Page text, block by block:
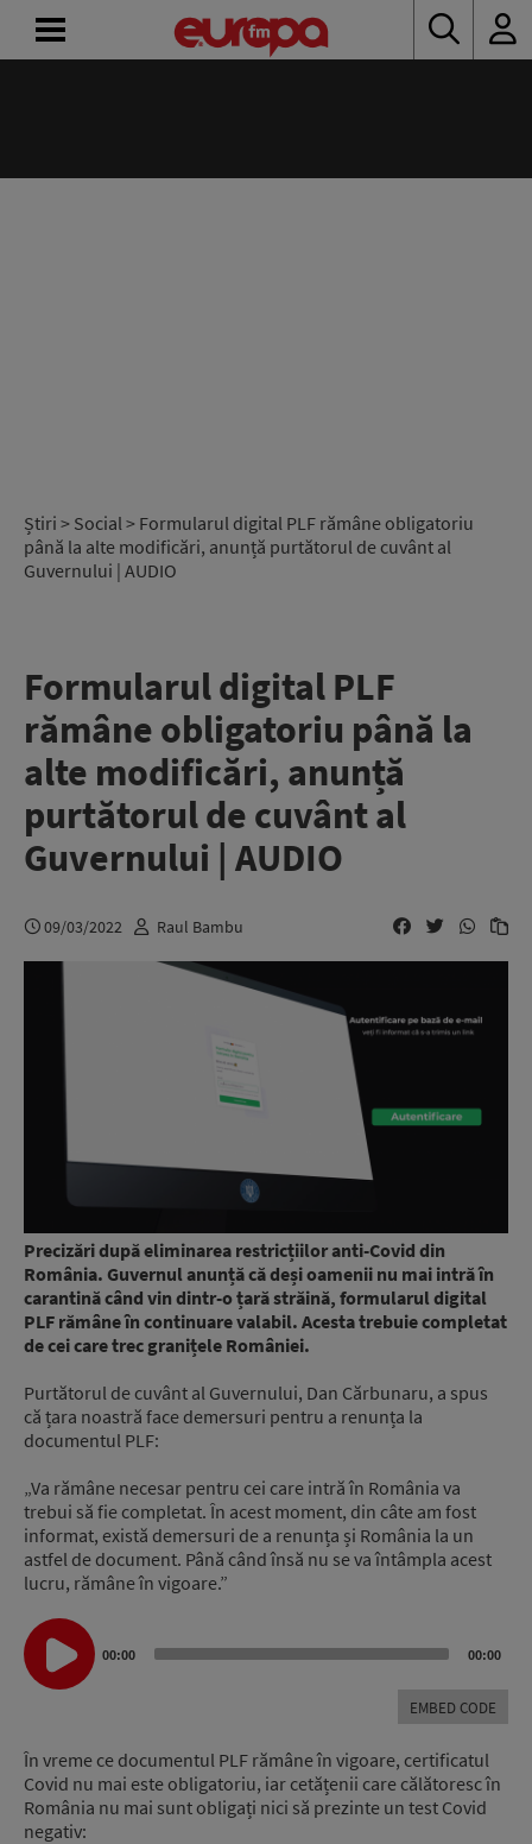
Știri > Social> Formularul digital PLF rămâne obligatoriu
până la alte modificări, anunță purtătorul de cuvânt al
Guvernului | AUDIO
Formularul digital PLF
rămâne obligatoriu până la
alte modificări, anunță
purtătorul de cuvânt al
Guvernului | AUDIO
09/03/2022 Raul Bambu
Precizări după eliminarea restricțiilor anti-Covid din
România. Guvernul anunță că deși oamenii nu mai intră în
carantină când vin dintr-o țară străină, formularul digital
PLF rămâne în continuare valabil. Acesta trebuie completat
de cei care trec granițele României.
Purtătorul de cuvânt al Guvernului, Dan Cărbunaru, a spus
că țara noastră face demersuri pentru a renunța la
documentul PLF:
„Va rămâne necesar pentru cei care intră în România va
trebui să fie completat. În acest moment, din câte am fost
informat, există demersuri de a renunța și România la un
astfel de document. Până când însă nu se va întâmpla acest
lucru, rămâne în vigoare.”
Audio
Player
00:00 00:00
EMBED CODE
În vreme ce documentul PLF rămâne în vigoare, certificatul
Covid nu mai este obligatoriu, iar cetățenii care călătoresc în
România nu mai sunt obligați nici să prezinte un test Covid
negativ: